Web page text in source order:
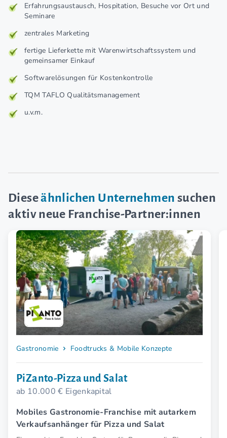
Erfahrungsaustausch, Hospitation, Besuche vor Ort und
Seminare
zentrales Marketing
fertige Lieferkette mit Warenwirtschaftssystem und
gemeinsamer Einkauf
Softwarelösungen für Kostenkontrolle
TQM TAFLO Qualitätsmanagement
u.v.m.
Dieseähnlichen Unternehmen suchen
aktiv neue Franchise-Partner:innen
Gastronomie Foodtrucks & Mobile Konzepte
PiZanto-Pizza und Salat
ab 10.000 € Eigenkapital
Mobiles Gastronomie-Franchise mit autarkem
Verkaufsanhänger für Pizza und Salat